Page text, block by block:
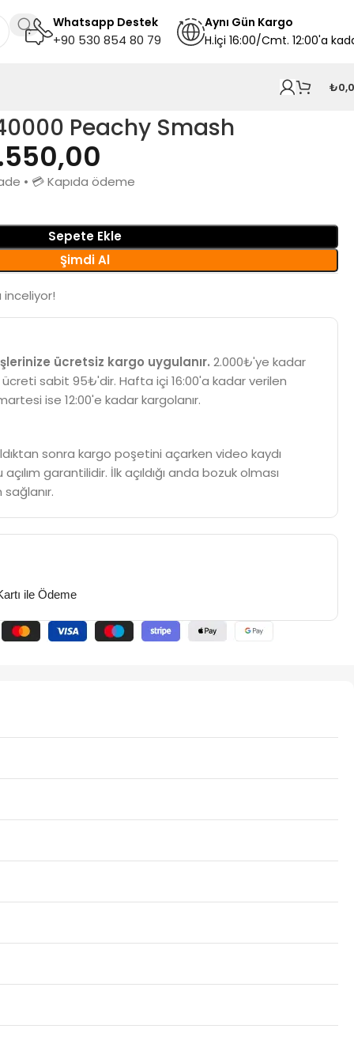
Whatsapp Destek
+90 530 854 80 79
Aynı Gün Kargo
H.İçi 16:00/Cmt. 12:00'a
₺
Peachy Smash
• 💳 Kapıda ödeme
Sepete Ekle
Şimdi Al
inceliyor!
ücretsiz kargo uygulanır. 2.000₺'ye kadar
sabit 95₺'dir. Hafta içi 16:00'a kadar verilen
ise 12:00'e kadar kargolanır.
sonra kargo poşetini açarken video kaydı
garantilidir. İlk açıldığı anda bozuk olması
ile Ödeme